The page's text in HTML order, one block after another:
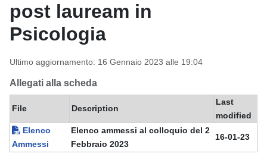
post lauream in
Psicologia
Ultimo aggiornamento: 16 Gennaio 2023 alle 19:04
Allegati alla scheda
File Description
Last
modified
Elenco
Ammessi
Elenco ammessi al colloquio del 2
Febbraio 2023
16-01-23